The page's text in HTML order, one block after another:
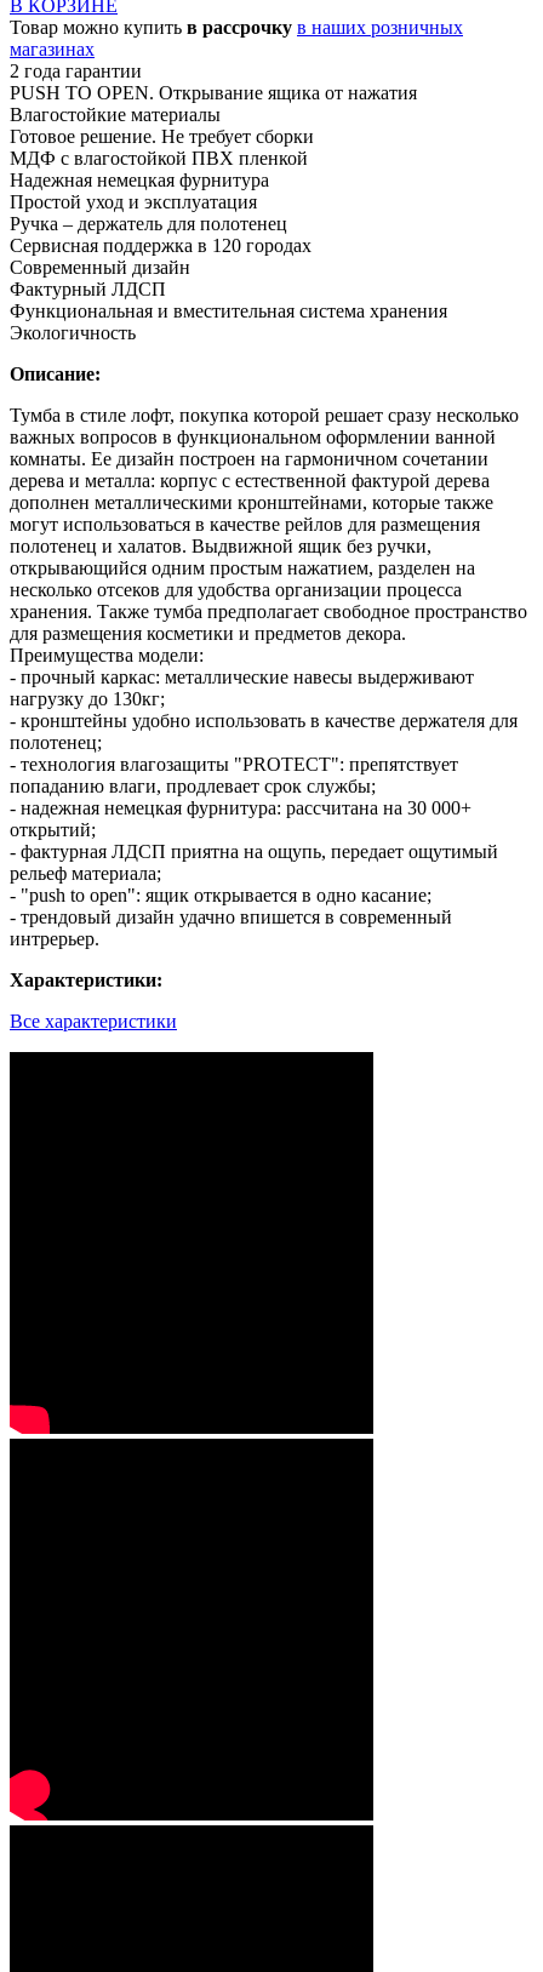
В КОРЗИНЕ
Товар можно купить в рассрочку в наших розничных
магазинах
2 года гарантии
PUSH TO OPEN. Открывание ящика от нажатия
Влагостойкие материалы
Готовое решение. Не требует сборки
МДФ с влагостойкой ПВХ пленкой
Надежная немецкая фурнитура
Простой уход и эксплуатация
Ручка – держатель для полотенец
Сервисная поддержка в 120 городах
Современный дизайн
Фактурный ЛДСП
Функциональная и вместительная система хранения
Экологичность
Описание:
Тумба в стиле лофт, покупка которой решает сразу несколько
важных вопросов в функциональном оформлении ванной
комнаты. Ее дизайн построен на гармоничном сочетании
дерева и металла: корпус с естественной фактурой дерева
дополнен металлическими кронштейнами, которые также
могут использоваться в качестве рейлов для размещения
полотенец и халатов. Выдвижной ящик без ручки,
открывающийся одним простым нажатием, разделен на
несколько отсеков для удобства организации процесса
хранения. Также тумба предполагает свободное пространство
для размещения косметики и предметов декора.
Преимущества модели:
- прочный каркас: металлические навесы выдерживают
нагрузку до 130кг;
- кронштейны удобно использовать в качестве держателя для
полотенец;
- технология влагозащиты "PROTECT": препятствует
попаданию влаги, продлевает срок службы;
- надежная немецкая фурнитура: рассчитана на 30 000+
открытий;
- фактурная ЛДСП приятна на ощупь, передает ощутимый
рельеф материала;
- "push to open": ящик открывается в одно касание;
- трендовый дизайн удачно впишется в современный
интрерьер.
Характеристики:
Все характеристики